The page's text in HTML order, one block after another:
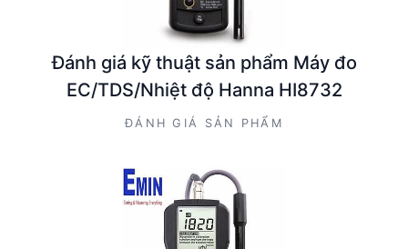
Đánh giá kỹ thuật sản phẩm Máy đo
EC/TDS/Nhiệt độ Hanna HI8732
ĐÁNH GIÁ SẢN PHẨM